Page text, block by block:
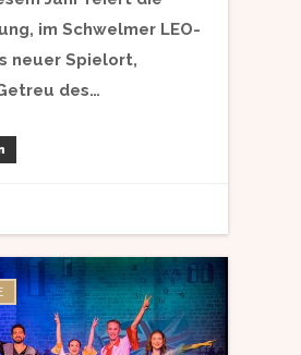
im Schwelmer LEO-
neuer Spielort,
des…